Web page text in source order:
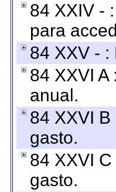
84 XXIV -
para
84 XXV - :
84 XXVI
anual.
84 XXVI
gasto.
84 XXVI
gasto.